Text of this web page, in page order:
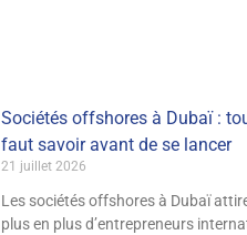
Sociétés offshores à Dubaï :
faut savoir avant de se lancer
21 juillet 2026
Les sociétés offshores à Dubaï
plus en plus d’entrepreneurs